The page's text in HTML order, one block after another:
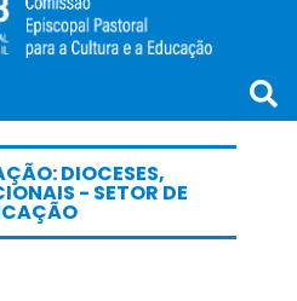
DIOCESES,
- SETOR DE